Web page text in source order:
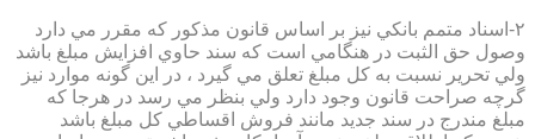
۲-اسناد متمم بانكي نيز بر اساس قانون مذكور كه مقرر مي دارد
وصول حق الثبت در هنگامي است كه سند حاوي افزايش مبلغ باشد
ولي تحرير نسبت به كل مبلغ تعلق مي گيرد ، در اين گونه موارد نيز
گرچه صراحت قانون وجود دارد ولي بنظر مي رسد در هرجا كه
مبلغ مندرج در سند جديد مانند فروش اقساطي كل مبلغ باشد